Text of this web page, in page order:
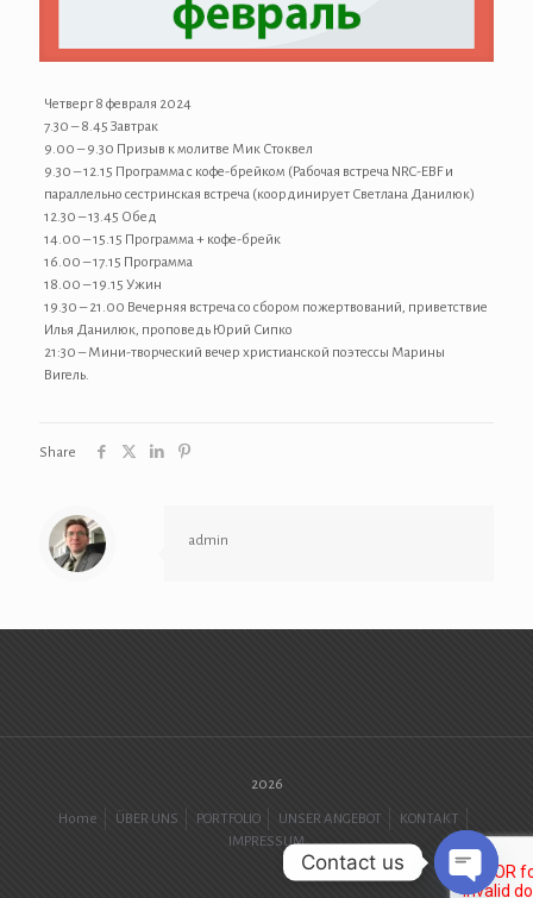
Четверг 8 февраля 2024
7.30 – 8.45 Завтрак
9.00 – 9.30 Призыв к молитве Мик Стоквел
9.30 – 12.15 Программа с кофе-брейком (Рабочая встреча NRC-EBF и
параллельно сестринская встреча (координирует Светлана Данилюк)
12.30 – 13.45 Обед
14.00 – 15.15 Программа + кофе-брейк
16.00 – 17.15 Программа
18.00 – 19.15 Ужин
19.30 – 21.00 Вечерняя встреча со сбором пожертвований, приветствие
Илья Данилюк, проповедь Юрий Сипко
21:30 – Мини-творческий вечер христианской поэтессы Марины
Вигель.
Share
admin
2026
Home ÜBER UNS PORTFOLIO UNSER ANGEBOT
KONTAKT
IMPRESSUM
Contact us